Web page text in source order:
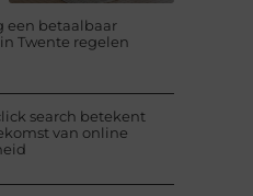
een betaalbaar
Twente regelen
search betekent
van online